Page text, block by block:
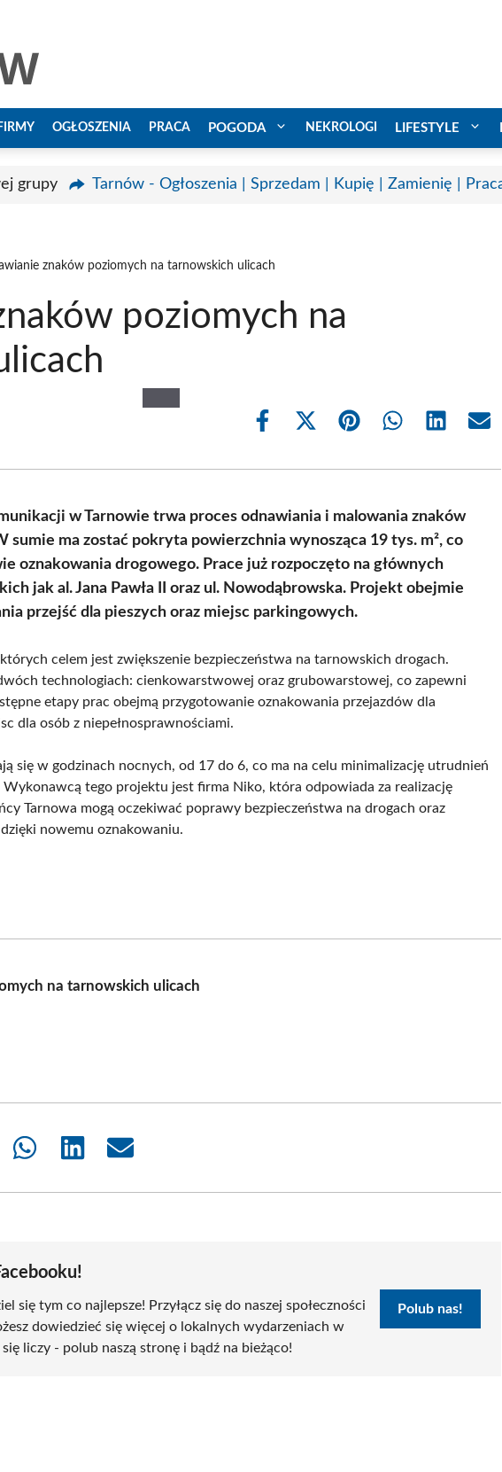
FIRMY OGŁOSZENIA PRACA POGODA NEKROLOGI LIFESTYLE
grupy Tarnów - Ogłoszenia | Sprzedam | Kupię | Zamienię |
znaków poziomych na tarnowskich ulicach
poziomych na
Share
Share
(Twitter)
Share Share Share
w Tarnowie trwa proces odnawiania i malowania znaków
sumie ma zostać pokryta powierzchnia wynosząca 19 tys. m², co
oznakowania drogowego. Prace już rozpoczęto na głównych
jak al. Jana Pawła II oraz ul. Nowodąbrowska. Projekt obejmie
przejść dla pieszych oraz miejsc parkingowych.
celem jest zwiększenie bezpieczeństwa na tarnowskich drogach.
technologiach: cienkowarstwowej oraz grubowarstowej, co zapewni
etapy prac obejmą przygotowanie oznakowania przejazdów dla
dla osób z niepełnosprawnościami.
się w godzinach nocnych, od 17 do 6, co ma na celu minimalizację utrudnień
tego projektu jest firma Niko, która odpowiada za realizację
Tarnowa mogą oczekiwać poprawy bezpieczeństwa na drogach oraz
nowemu oznakowaniu.
na tarnowskich ulicach
Share
Share
Share
się tym co najlepsze! Przyłącz się do naszej społeczności
dowiedzieć się więcej o lokalnych wydarzeniach w
liczy - polub naszą stronę i bądź na bieżąco!
Polub nas!